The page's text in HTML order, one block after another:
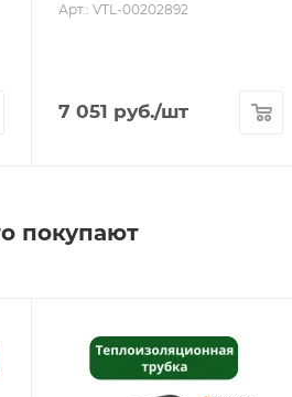
Арт.: VTL-00202892
7 051 руб./шт
покупают